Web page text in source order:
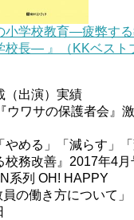
小学校教育―疲弊す
校長― 』（KKベスト
出演）実績
ウワサの保護者会』激
やめる」「減らす」
校務改善』2017年4月
系列 OH! HAPPY
の働き方について」